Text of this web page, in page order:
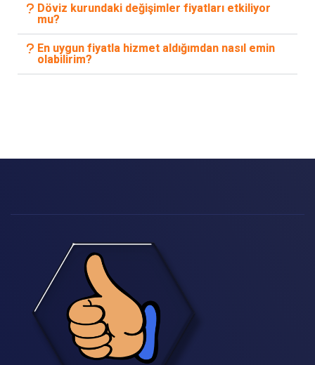
Döviz kurundaki değişimler fiyatları etkiliyor
mu?
En uygun fiyatla hizmet aldığımdan nasıl emin
olabilirim?